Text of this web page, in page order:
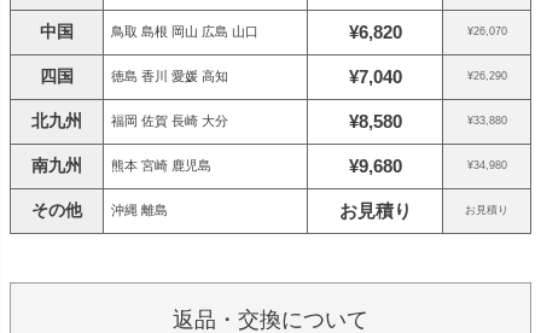
中国 鳥取 島根 岡山 広島 山口 ¥6,820 ¥26,070
四国 徳島 香川 愛媛 高知 ¥7,040 ¥26,290
北九州 福岡 佐賀 長崎 大分 ¥8,580 ¥33,880
南九州 熊本 宮崎 鹿児島 ¥9,680 ¥34,980
その他 沖縄 離島 お見積り お見積り
返品・交換について